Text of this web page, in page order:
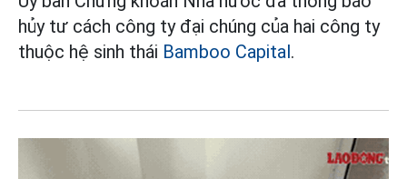
hủy tư cách công ty đại chúng của hai công ty
thuộc hệ sinh thái Bamboo Capital.